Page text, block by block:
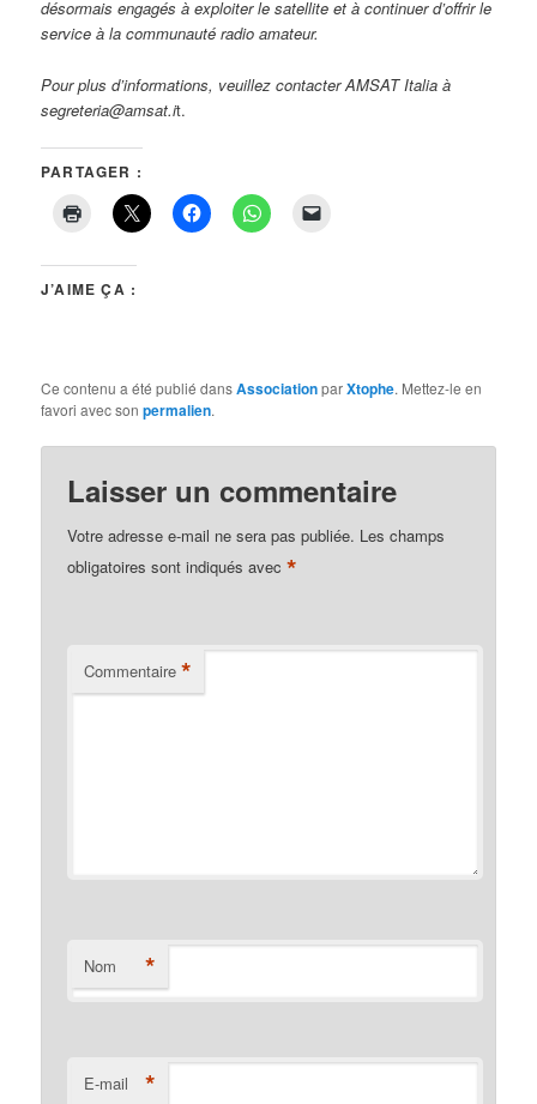
désormais engagés à exploiter le satellite et à continuer d’offrir le
service à la communauté radio amateur.
Pour plus d’informations, veuillez contacter AMSAT Italia à
segreteria@amsat.it.
PARTAGER :
J’AIME ÇA :
Ce contenu a été publié dansAssociationparXtophe. Mettez-le en
favori avec sonpermalien.
Laisser un commentaire
Votre adresse e-mail ne sera pas publiée. Les champs
obligatoires sont indiqués avec*
Commentaire *
Nom *
E-mail *